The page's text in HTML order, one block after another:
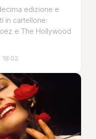
edizione e
in cartellone:
e The Hollywood
18:02